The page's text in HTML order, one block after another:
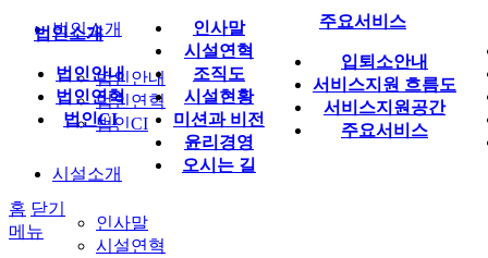
법인소개
법인안내
법인연혁
법인CI
시설소개
인사말
시설연혁
법인소개
법인안내
법인연혁
법인CI
인사말
시설연혁
조직도
시설현황
미션과 비전
윤리경영
오시는 길
주요서비스
입퇴소안내
서비스지원 흐름도
서비스지원공간
주요서비스
홈 닫기
메뉴